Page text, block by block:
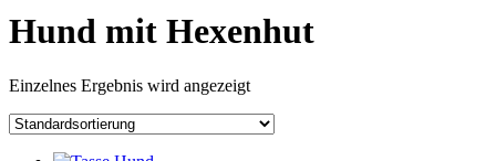
Hund mit Hexenhut
Einzelnes Ergebnis wird angezeigt